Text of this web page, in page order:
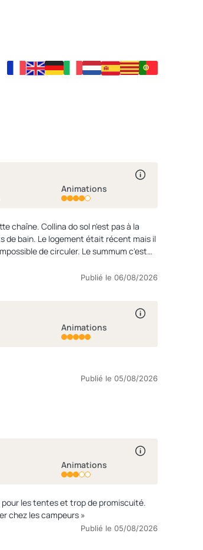
Animations
pas à la
de circuler. Le summum c'est
un 180x200. Évidemment nous
Publié le 06/08/2026
Animations
Publié le 05/08/2026
Animations
les tentes et trop de promiscuité.
Des campeurs qui apres 11h30 ne respectent pas la tranquillité et le sommeil des autres. Règle à imposer chez les campeurs »
Publié le 05/08/2026